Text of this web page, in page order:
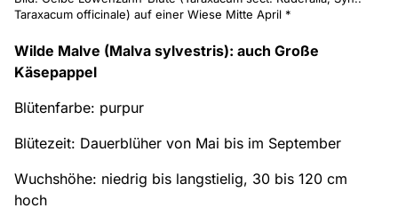
Taraxacum officinale) auf einer Wiese Mitte April *
Wilde Malve (Malva sylvestris): auch Große
Käsepappel
Blütenfarbe: purpur
Blütezeit: Dauerblüher von Mai bis im September
Wuchshöhe: niedrig bis langstielig, 30 bis 120 cm
hoch